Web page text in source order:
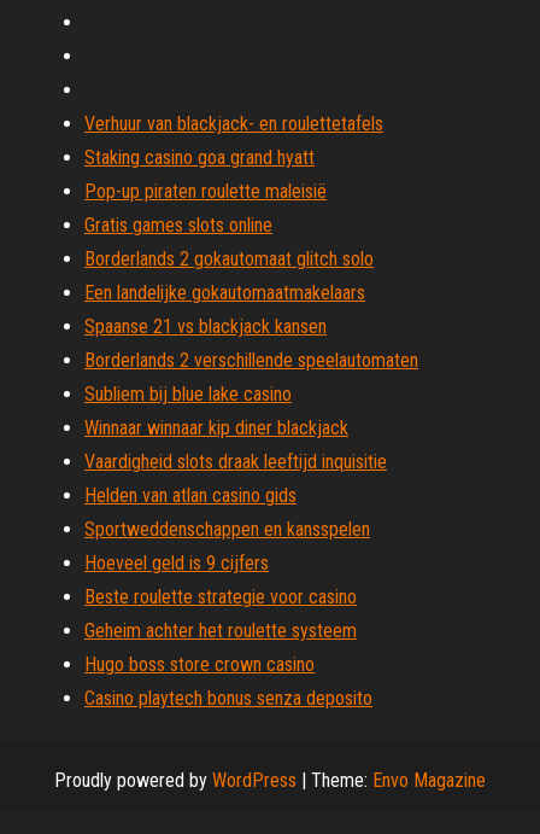
Verhuur van blackjack- en roulettetafels
Staking casino goa grand hyatt
Pop-up piraten roulette maleisië
Gratis games slots online
Borderlands 2 gokautomaat glitch solo
Een landelijke gokautomaatmakelaars
Spaanse 21 vs blackjack kansen
Borderlands 2 verschillende speelautomaten
Subliem bij blue lake casino
Winnaar winnaar kip diner blackjack
Vaardigheid slots draak leeftijd inquisitie
Helden van atlan casino gids
Sportweddenschappen en kansspelen
Hoeveel geld is 9 cijfers
Beste roulette strategie voor casino
Geheim achter het roulette systeem
Hugo boss store crown casino
Casino playtech bonus senza deposito
Proudly powered by WordPress | Theme: Envo Magazine